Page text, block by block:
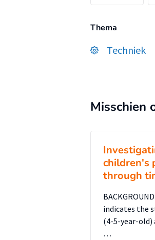
Thema
Techniek
Misschien
children's
through
indicates the
(4-5-year-old)
…